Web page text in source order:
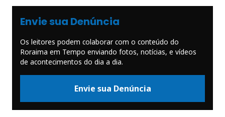
Envie sua Denúncia
Os leitores podem colaborar com o conteúdo do
Roraima em Tempo enviando fotos, notícias, e vídeos
de acontecimentos do dia a dia.
Envie sua Denúncia